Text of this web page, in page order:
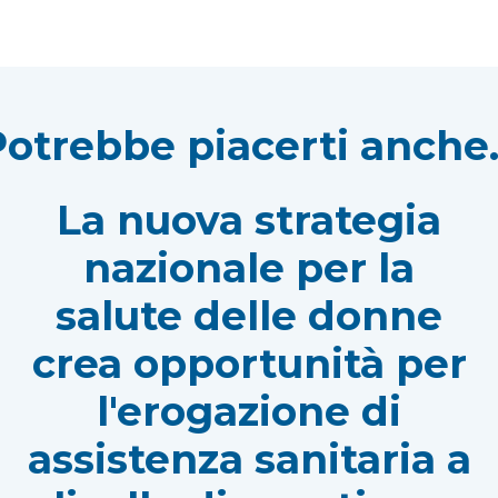
piacerti
La nuova strategia
nazionale per la
salute delle donne
crea opportunità per
l'erogazione di
assistenza sanitaria a